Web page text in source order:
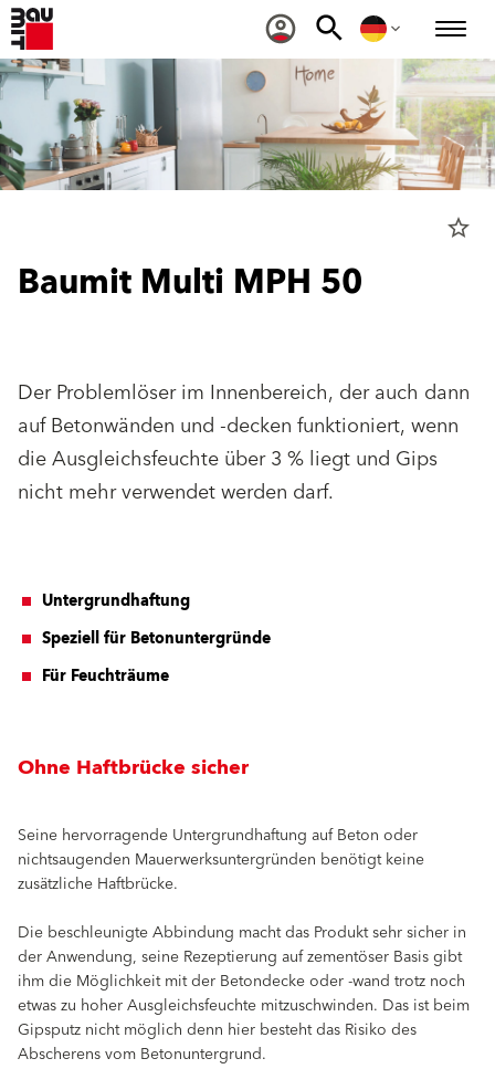
star_border
Baumit Multi MPH 50
Der Problemlöser im Innenbereich, der auch dann
auf Betonwänden und -decken funktioniert, wenn
die Ausgleichsfeuchte über 3 % liegt und Gips
nicht mehr verwendet werden darf.
Untergrundhaftung
Speziell für Betonuntergründe
Für Feuchträume
Ohne Haftbrücke sicher
Seine hervorragende Untergrundhaftung auf Beton oder
nichtsaugenden Mauerwerksuntergründen benötigt keine
zusätzliche Haftbrücke.
Die beschleunigte Abbindung macht das Produkt sehr sicher in
der Anwendung, seine Rezeptierung auf zementöser Basis gibt
ihm die Möglichkeit mit der Betondecke oder -wand trotz noch
etwas zu hoher Ausgleichsfeuchte mitzuschwinden. Das ist beim
Gipsputz nicht möglich denn hier besteht das Risiko des
Abscherens vom Betonuntergrund.